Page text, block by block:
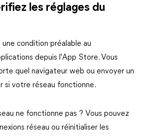
les réglages du
condition préalable au
depuis l'App Store. Vous
quel navigateur web ou envoyer un
si votre réseau fonctionne.
ne fonctionne pas ? Vous pouvez
réseau ou réinitialiser les